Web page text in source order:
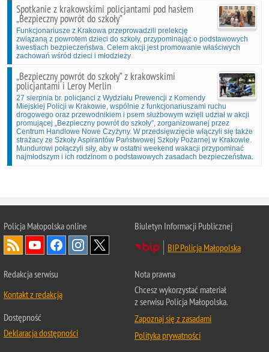
Spotkanie z krakowskimi policjantami pod hasłem
„Bezpieczny powrót do szkoły”
Funkcjonariusze z Krakowa przeprowadzili prelekcję
związaną z powrotem dzieci do szkoły, przypominając o podstawowych
kwestiach bezpieczeństwa. Celem akcji jest promowanie właściwych
zachowań wśród dzieci i młodzieży
„Bezpieczny powrót do szkoły” z krakowskimi
policjantami i Leroy Merlin
27 sierpnia br. policjanci z Wydziału Prewencji z Komendy
Miejskiej Policji w Krakowie, wspólnie z funkcjonariuszami ruchu
drogowego oraz przewodnikiem i psem służbowym wzięli udział w akcji
promującej „Bezpieczny powrót do szkoły”, zorganizowanej przez
Centrum Handlowe Nowe Czyżyny. W przedsięwzięcie włączyli się także
strażacy ze Szkoły Aspirantów Państwowej Szkoły Pożarnej w Krakowie.
Mundurowi połączyli siły, aby w ostatni weekend wakacji przypominać
najmłodszym i ich rodzinom o podstawowych zasadach bezpieczeństwa.
Policja Małopolska online
Biuletyn Informacji Publicznej
BIP Policja Małopolska
Redakcja serwisu
Kontakt z redakcją
Dostępność
Deklaracja dostępności
Nota prawna
Chcesz wykorzystać materiał
z serwisu Policja Małopolska.
Zapoznaj się z zasadami
Polityka prywatności